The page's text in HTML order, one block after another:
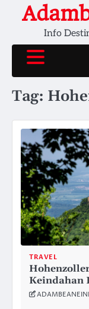
Info
Tag:
TRAVEL
Keindahan